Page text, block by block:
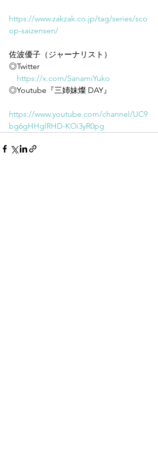
https://www.zakzak.co.jp/tag/series/sco
op-saizensen/
佐波優子（ジャーナリスト）
◎Twitter
https://x.com/SanamiYuko
◎Youtube『三姉妹燦 DAY』
https://www.youtube.com/channel/UC9
bg6gHHglRHD-KOi3yR0pg